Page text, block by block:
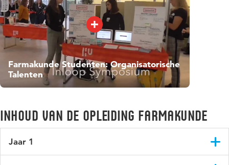
Farmakunde Studenten: Organisatorische
Talenten
Inhoud van de opleiding Farmakunde
Jaar 1